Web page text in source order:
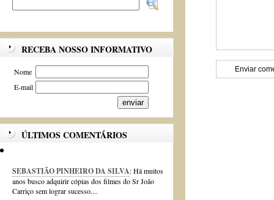
RECEBA NOSSO INFORMATIVO
Nome
E-mail
ÚLTIMOS COMENTÁRIOS
SEBASTIÃO PINHEIRO DA SILVA: Há muitos
anos busco adquirir cópias dos filmes do Sr João
Carriço sem lograr sucesso....